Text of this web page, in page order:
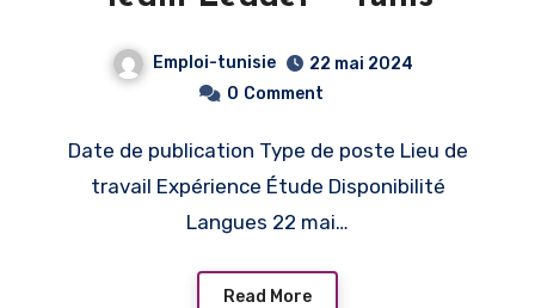
Emploi-tunisie
22 mai 2024
0 Comment
Date de publication Type de poste Lieu de
travail Expérience Étude Disponibilité
Langues 22 mai…
Read More